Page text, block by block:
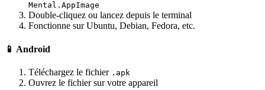
Mental.AppImage
Double-cliquez ou lancez depuis le terminal
Fonctionne sur Ubuntu, Debian, Fedora, etc.
📱 Android
Téléchargez le fichier .apk
Ouvrez le fichier sur votre appareil